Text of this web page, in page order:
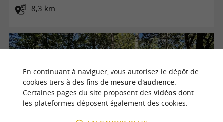
8,3 km
En continuant à naviguer, vous autorisez le dépôt de
cookies tiers à des fins de mesure d'audience.
Certaines pages du site proposent des vidéosdont
les plateformes déposent également des cookies.